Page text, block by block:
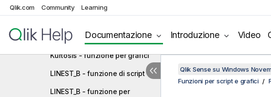
Qlik.com Community Learning
Documentazione Introduzione Video
FractileExc - funzione per
Kurtosis - funzione di script
Kurtosis - funzione per grafici
LINEST_B - funzione di script
LINEST_B - funzione per
Qlik Sense su Windows
Funzioni per script e grafici